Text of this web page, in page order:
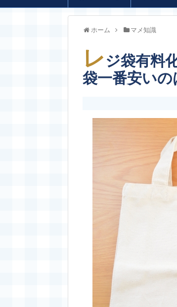
ホーム マメ知識
レ ジ袋有料
袋一番安いの